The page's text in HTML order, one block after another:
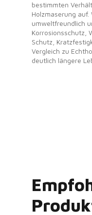
bestimmten
Holzmaserung
umweltfreundlich
Korrosionsschutz,
Schutz,
Vergleich zu
deutlich längere